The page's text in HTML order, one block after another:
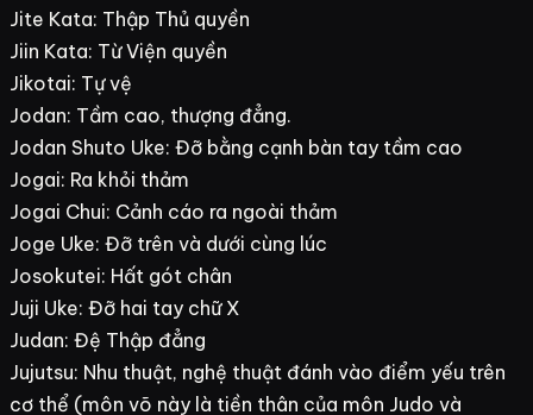
Jite Kata: Thập Thủ quyền
Jiin Kata: Từ Viện quyền
Jikotai: Tự vệ
Jodan: Tầm cao, thượng đẳng.
Jodan Shuto Uke: Đỡ bằng cạnh bàn tay tầm cao
Jogai: Ra khỏi thảm
Jogai Chui: Cảnh cáo ra ngoài thảm
Joge Uke: Đỡ trên và dưới cùng lúc
Josokutei: Hất gót chân
Juji Uke: Đỡ hai tay chữ X
Judan: Đệ Thập đẳng
Jujutsu: Nhu thuật, nghệ thuật đánh vào điểm yếu trên
cơ thể (môn võ này là tiền thân của môn Judo và